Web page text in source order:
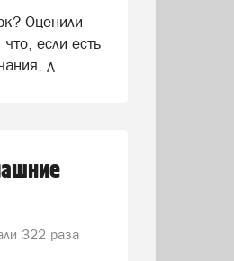
Оценили
если есть
д...
322 раза